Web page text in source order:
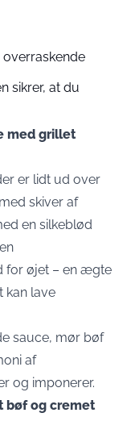
overraskende
sikrer, at du
med grillet
er lidt ud over
skiver af
en silkeblød
for øjet – en ægte
kan lave
sauce, mør bøf
af
og imponerer.
bøf og cremet